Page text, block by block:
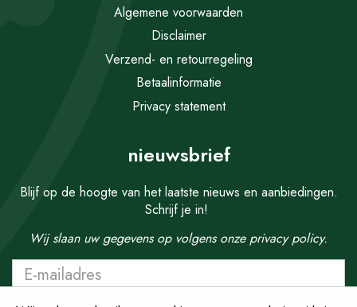
Algemene voorwaarden
Disclaimer
Verzend- en retourregeling
Betaalinformatie
Privacy statement
nieuwsbrief
Blijf op de hoogte van het laatste nieuws en aanbiedingen.
Schrijf je in!
Wij slaan uw gegevens op volgens onze privacy policy.